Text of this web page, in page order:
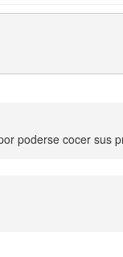
poderse cocer sus